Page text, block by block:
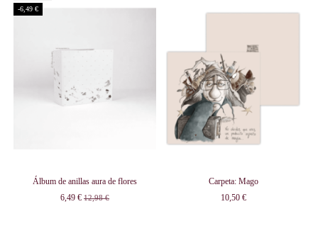
-6,49 €
Álbum de anillas aura de flores
6,49 € 12,98 €
Carpeta: Mago
10,50 €